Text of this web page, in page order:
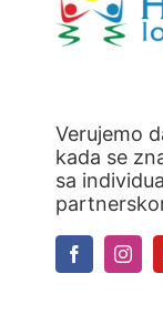
Verujemo
kada se
sa